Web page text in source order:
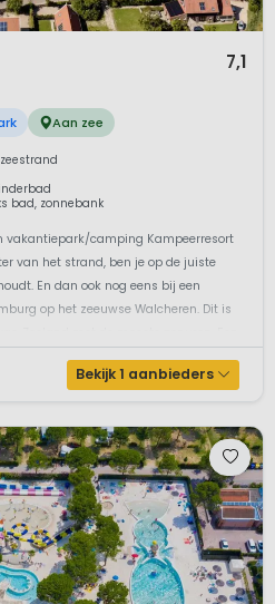
7,1
Aan zee
bad, zonnebank
vakantiepark/camping Kampeerresort
van het strand, ben je op de juiste
En dan ook nog eens bij een
op het zeeuwse Walcheren. Dit is
Bekijk 1 aanbieders